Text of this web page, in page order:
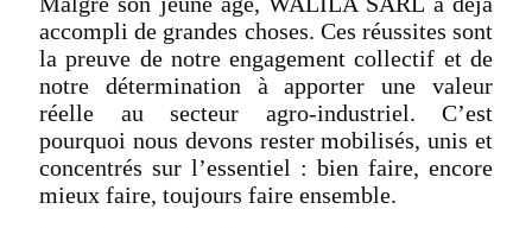
accompli de grandes choses. Ces réussites sont
la preuve de notre engagement collectif et de
notre détermination à apporter une valeur
réelle au secteur agro-industriel. C’est
pourquoi nous devons rester mobilisés, unis et
concentrés sur l’essentiel : bien faire, encore
mieux faire, toujours faire ensemble.